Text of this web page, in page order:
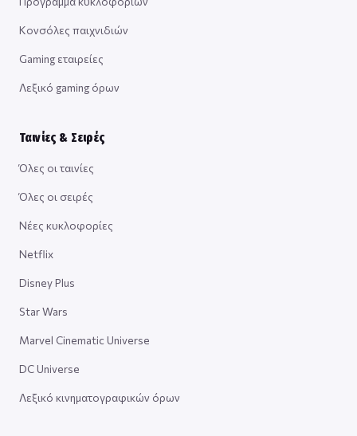
Κονσόλες παιχνιδιών
Gaming εταιρείες
Λεξικό gaming όρων
Ταινίες & Σειρές
Όλες οι ταινίες
Όλες οι σειρές
Νέες κυκλοφορίες
Netflix
Disney Plus
Star Wars
Marvel Cinematic Universe
DC Universe
Λεξικό κινηματογραφικών όρων